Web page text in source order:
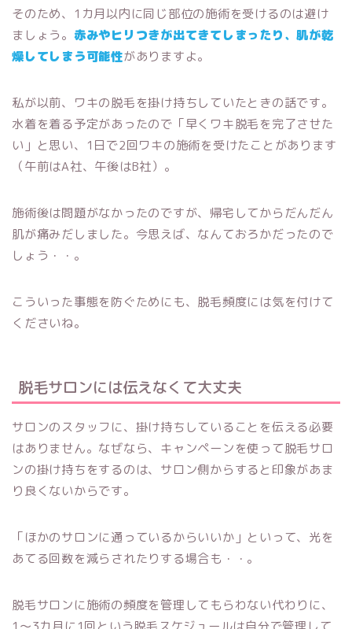
そのため、1カ月以内に同じ部位の施術を受けるのは避け
ましょう。 赤みやヒリつきが出てきてしまったり、肌が乾
燥してしまう可能性がありますよ。
私が以前、ワキの脱毛を掛け持ちしていたときの話です。
水着を着る予定があったので「早くワキ脱毛を完了させた
い」と思い、1日で2回ワキの施術を受けたことがあります
（午前はA社、午後はB社）。
施術後は問題がなかったのですが、帰宅してからだんだん
肌が痛みだしました。今思えば、なんておろかだったので
しょう・・。
こういった事態を防ぐためにも、脱毛頻度には気を付けて
くださいね。
脱毛サロンには伝えなくて大丈夫
サロンのスタッフに、掛け持ちしていることを伝える必要
はありません。なぜなら、キャンペーンを使って脱毛サロ
ンの掛け持ちをするのは、サロン側からすると印象があま
り良くないからです。
「ほかのサロンに通っているからいいか」といって、光を
あてる回数を減らされたりする場合も・・。
脱毛サロンに施術の頻度を管理してもらわない代わりに、